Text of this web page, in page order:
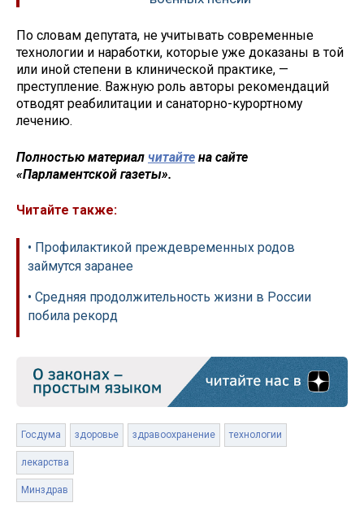
По словам депутата, не учитывать современные
технологии и наработки, которые уже доказаны в той
или иной степени в клинической практике, —
преступление. Важную роль авторы рекомендаций
отводят реабилитации и санаторно-курортному
лечению.
Полностью материал читайте на сайте
«Парламентской газеты».
Читайте также:
• Профилактикой преждевременных родов
займутся заранее
• Средняя продолжительность жизни в России
побила рекорд
Госдума здоровье здравоохранение технологии
лекарства
Минздрав